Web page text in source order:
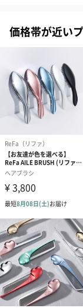
紅茶・コーヒー
紅茶・コーヒー・
への＋αにおすすめ
アールグレイ（
BIRTHDAY TO YOU
（660円）
スイーツ
価格帯が近い